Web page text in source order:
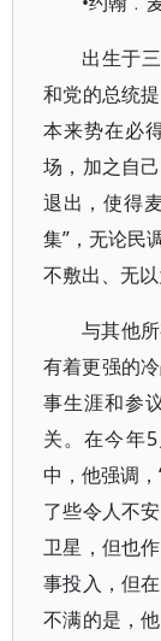
出生于
和党的总统
本来势在必
场，加之自
退出，使得
集”，无论民
不敷出、无以
与其他
有着更强的
事生涯和参
关。在今年
中，他强调
了些令人不
卫星，但也
事投入，但
不满的是，